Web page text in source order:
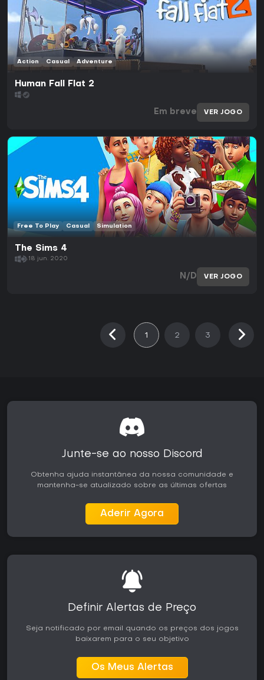
Action Casual Adventure
Human Fall Flat 2
Em breve VER JOGO
Free To Play Casual Simulation
The Sims 4
18 jun. 2020
N/D VER JOGO
1 2 3
Junte-se ao nosso Discord
Obtenha ajuda instantânea da nossa comunidade e
mantenha-se atualizado sobre as últimas ofertas
Aderir Agora
Definir Alertas de Preço
Seja notificado por email quando os preços dos jogos
baixarem para o seu objetivo
Os Meus Alertas